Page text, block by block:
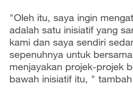
"Oleh itu, saya ingin
adalah satu inisiatif yang
kami dan saya sendiri
sepenuhnya untuk
menjayakan projek-projek
bawah inisiatif itu, "